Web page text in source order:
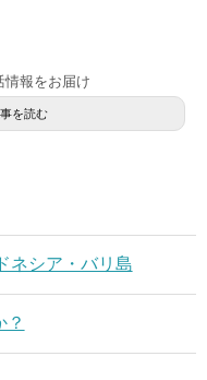
情報をお届け
を読む
ネシア・バリ島
？